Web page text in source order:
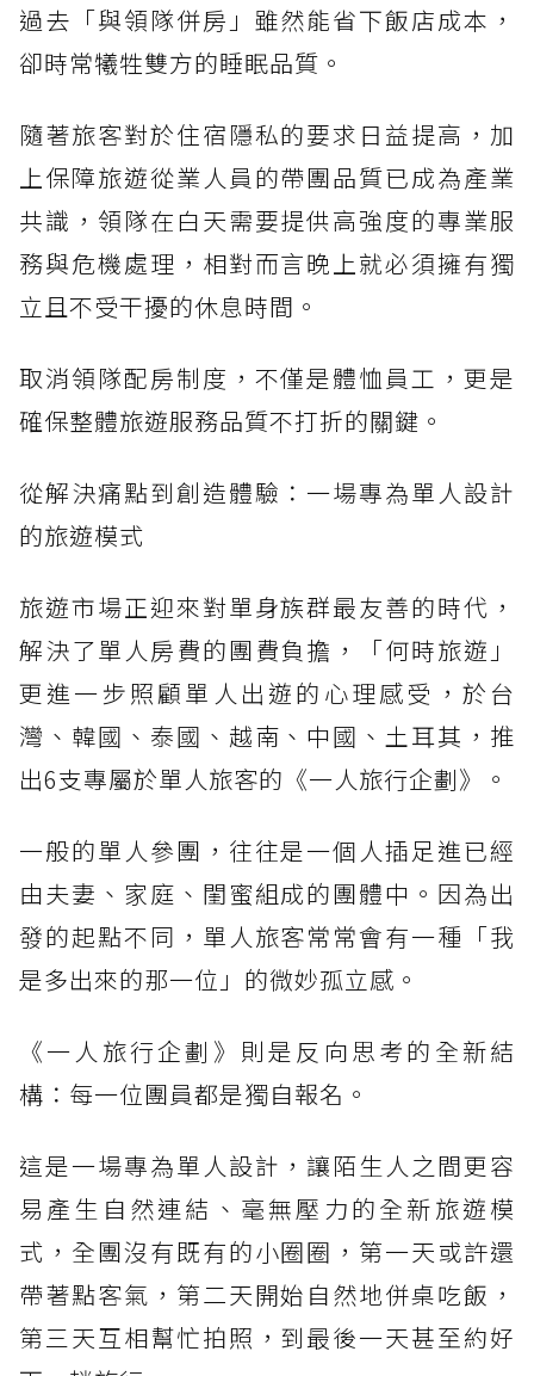
過去「與領隊併房」雖然能省下飯店成本，
卻時常犧牲雙方的睡眠品質。
隨著旅客對於住宿隱私的要求日益提高，加
上保障旅遊從業人員的帶團品質已成為產業
共識，領隊在白天需要提供高強度的專業服
務與危機處理，相對而言晚上就必須擁有獨
立且不受干擾的休息時間。
取消領隊配房制度，不僅是體恤員工，更是
確保整體旅遊服務品質不打折的關鍵。
從解決痛點到創造體驗：一場專為單人設計
的旅遊模式
旅遊市場正迎來對單身族群最友善的時代，
解決了單人房費的團費負擔，「何時旅遊」
更進一步照顧單人出遊的心理感受，於台
灣、韓國、泰國、越南、中國、土耳其，推
出6支專屬於單人旅客的《一人旅行企劃》。
一般的單人參團，往往是一個人插足進已經
由夫妻、家庭、閨蜜組成的團體中。因為出
發的起點不同，單人旅客常常會有一種「我
是多出來的那一位」的微妙孤立感。
《一人旅行企劃》則是反向思考的全新結
構：每一位團員都是獨自報名。
這是一場專為單人設計，讓陌生人之間更容
易產生自然連結、毫無壓力的全新旅遊模
式，全團沒有既有的小圈圈，第一天或許還
帶著點客氣，第二天開始自然地併桌吃飯，
第三天互相幫忙拍照，到最後一天甚至約好